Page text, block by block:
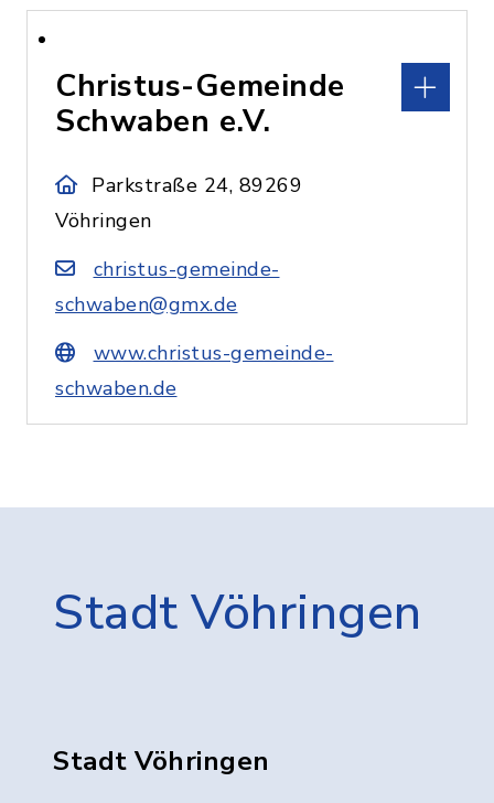
Christus-Gemeinde
Schwaben e.V.
Parkstraße 24, 89269
Vöhringen
christus-gemeinde-
schwaben@gmx.de
www.christus-gemeinde-
schwaben.de
Stadt Vöhringen
Stadt Vöhringen